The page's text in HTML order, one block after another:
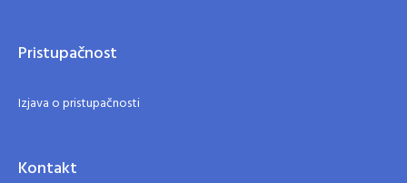
Pristupačnost
Izjava o pristupačnosti
Kontakt